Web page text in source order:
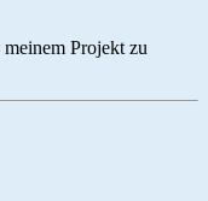
Projekt zu